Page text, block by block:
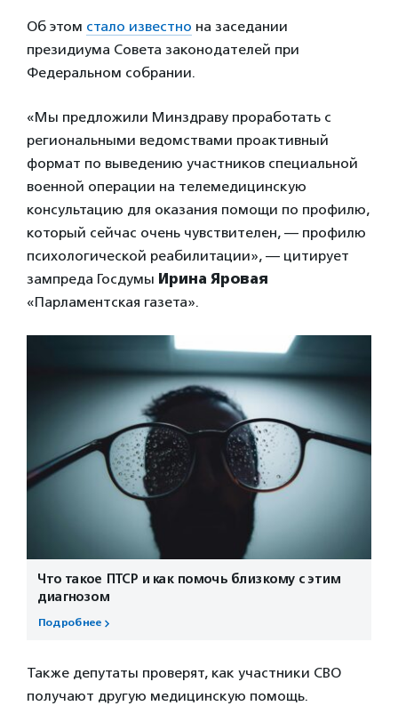
Об этом стало известно на заседании
президиума Совета законодателей при
Федеральном собрании.
«Мы предложили Минздраву проработать с
региональными ведомствами проактивный
формат по выведению участников специальной
военной операции на телемедицинскую
консультацию для оказания помощи по профилю,
который сейчас очень чувствителен, — профилю
психологической реабилитации», — цитирует
зампреда Госдумы Ирина Яровая
«Парламентская газета».
Что такое ПТСР и как помочь близкому с этим
диагнозом
Подробнее
Также депутаты проверят, как участники СВО
получают другую медицинскую помощь.